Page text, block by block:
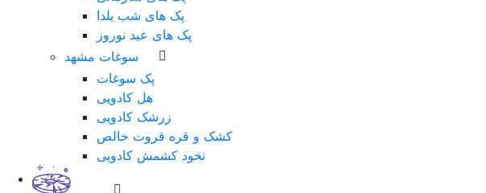
پک های شب یلدا
پک های عید نوروز
سوغات مشهد
پک سوغات
هل کادویی
زرشک کادویی
کشک و قره قروت خالص
نخود کشمش کادویی